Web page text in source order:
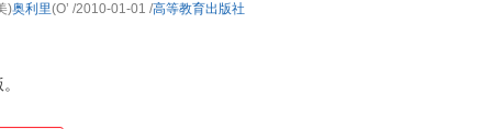
)奥利里(O’ /2010-01-01 /高等教育出版社